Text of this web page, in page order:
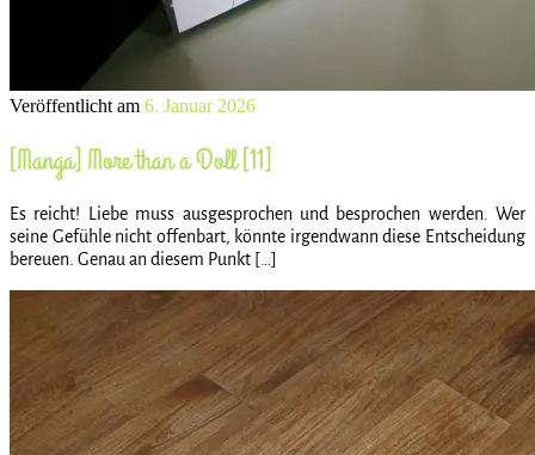
Veröffentlicht am 6. Januar 2026
[Manga] More than a Doll [11]
Es reicht! Liebe muss ausgesprochen und besprochen werden. Wer
seine Gefühle nicht offenbart, könnte irgendwann diese Entscheidung
bereuen. Genau an diesem Punkt […]